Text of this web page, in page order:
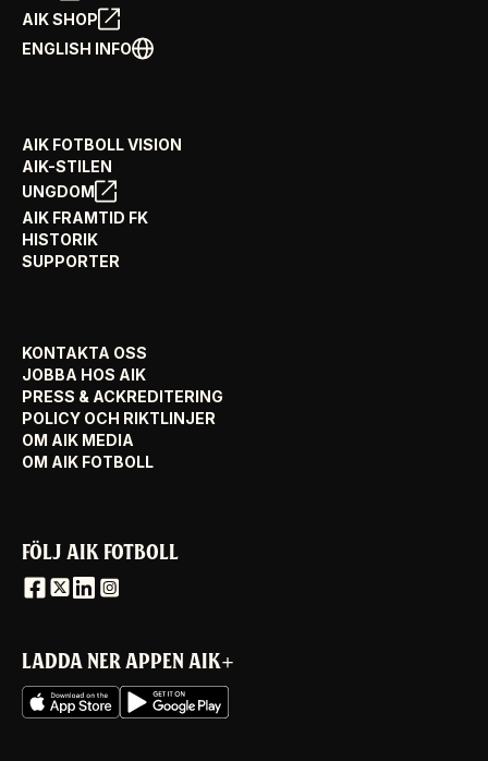
AIK SHOP
ENGLISH INFO
AIK FOTBOLL VISION
AIK-STILEN
UNGDOM
AIK FRAMTID FK
HISTORIK
SUPPORTER
KONTAKTA OSS
JOBBA HOS AIK
PRESS & ACKREDITERING
POLICY OCH RIKTLINJER
OM AIK MEDIA
OM AIK FOTBOLL
FÖLJ AIK FOTBOLL
LADDA NER APPEN AIK+